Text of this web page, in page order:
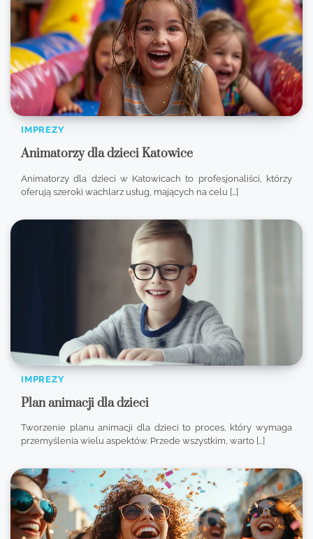
IMPREZY
Animatorzy dla dzieci Katowice
Animatorzy dla dzieci w Katowicach to profesjonaliści, którzy
oferują szeroki wachlarz usług, mających na celu […]
IMPREZY
Plan animacji dla dzieci
Tworzenie planu animacji dla dzieci to proces, który wymaga
przemyślenia wielu aspektów. Przede wszystkim, warto […]